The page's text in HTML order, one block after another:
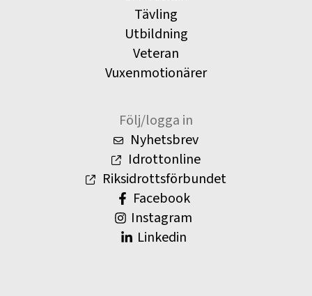
Tävling
Utbildning
Veteran
Vuxenmotionärer
Följ/logga in
Nyhetsbrev
Idrottonline
Riksidrottsförbundet
Facebook
Instagram
Linkedin